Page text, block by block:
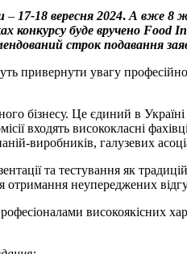
– 17-18 вересня 2024. А вже 8
конкурсу буде вручено
строк подавання
привернути увагу
бізнесу. Це єдиний в
входять висококласні
виробників, галузевих
та тестування як
неупереджених
високоякісних